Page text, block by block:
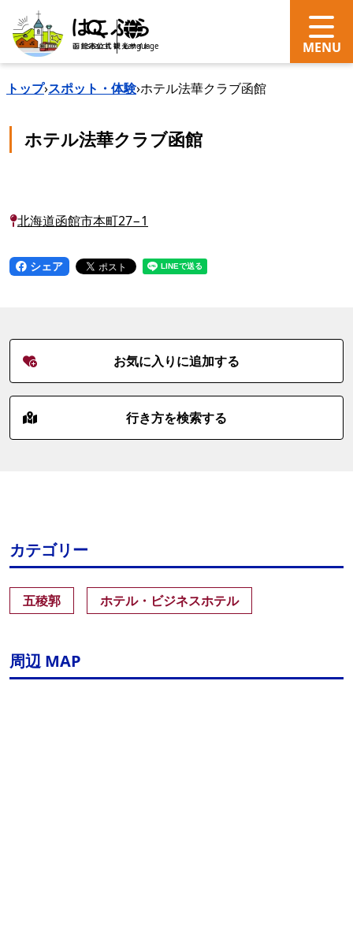
search Language
トップ›スポット・体験›ホテル法華クラブ函館
ホテル法華クラブ函館
北海道函館市本町27−1
シェア
お気に入りに追加する
行き方を検索する
カテゴリー
五稜郭 ホテル・ビジネスホテル
周辺 MAP